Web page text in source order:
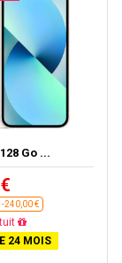
Go ...
-240,00 €
24 MOIS